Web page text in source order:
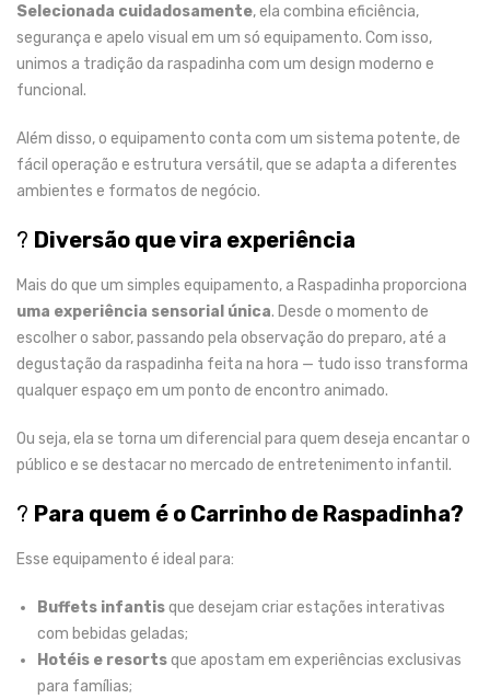
Selecionada cuidadosamente, ela combina eficiência,
segurança e apelo visual em um só equipamento. Com isso,
unimos a tradição da raspadinha com um design moderno e
funcional.
Além disso, o equipamento conta com um sistema potente, de
fácil operação e estrutura versátil, que se adapta a diferentes
ambientes e formatos de negócio.
? Diversão que vira experiência
Mais do que um simples equipamento, a Raspadinha proporciona
uma experiência sensorial única. Desde o momento de
escolher o sabor, passando pela observação do preparo, até a
degustação da raspadinha feita na hora — tudo isso transforma
qualquer espaço em um ponto de encontro animado.
Ou seja, ela se torna um diferencial para quem deseja encantar o
público e se destacar no mercado de entretenimento infantil.
? Para quem é o Carrinho de Raspadinha?
Esse equipamento é ideal para:
Buffets infantisque desejam criar estações interativas
com bebidas geladas;
Hotéis e resortsque apostam em experiências exclusivas
para famílias;